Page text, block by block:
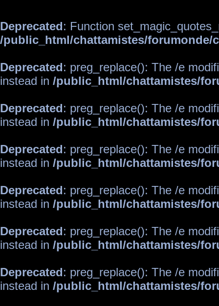
Deprecated: Function
/public_html/chattamistes/forumonde/
Deprecated: preg_replace(): The /e
instead in /public_html/chattamistes/
Deprecated: preg_replace(): The /e
instead in /public_html/chattamistes/
Deprecated: preg_replace(): The /e
instead in /public_html/chattamistes/
Deprecated: preg_replace(): The /e
instead in /public_html/chattamistes/
Deprecated: preg_replace(): The /e
instead in /public_html/chattamistes/
Deprecated: preg_replace(): The /e
instead in /public_html/chattamistes/